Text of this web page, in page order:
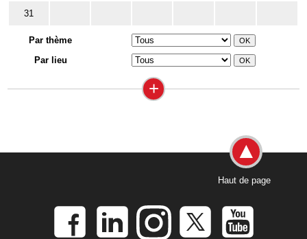
31
Par thème
Par lieu
+
Haut de page